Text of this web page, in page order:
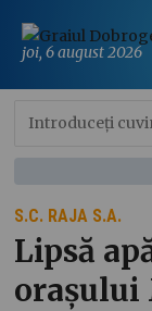
joi, 6 august 2026
S.C. RAJA S.A.
Lipsă
orașului